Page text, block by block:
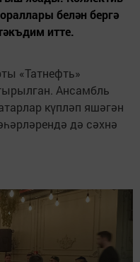
белән бергә
итте.
«Татнефть»
Ансамбль
күпләп яшәгән
дә сәхнә